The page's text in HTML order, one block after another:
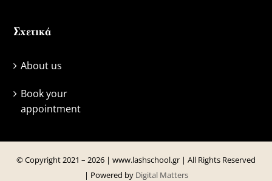
Σχετικά
About us
Book your
appointment
© Copyright 2021 – 2026 | www.lashschool.gr | All Rights Reserved
| Powered by Digital Matters